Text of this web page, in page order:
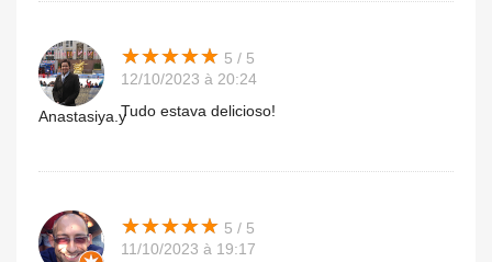
Anastasiya.y
★★★★★
★★★★★ 5 / 5
12/10/2023 à 20:24
Tudo estava delicioso!
★★★★★
★★★★★ 5 / 5
11/10/2023 à 19:17